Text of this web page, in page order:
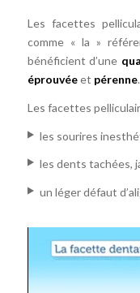
Facette
dentaire
pelliculaire
Les facettes
comme « la »
bénéficient d’une
éprouvéeet pérenne.
Les facettes
les sourires
les dents tachées,
un léger défaut